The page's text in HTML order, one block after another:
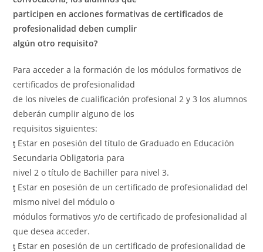
participen en acciones formativas de certificados de
profesionalidad deben cumplir
algún otro requisito?
Para acceder a la formación de los módulos formativos de
certificados de profesionalidad
de los niveles de cualificación profesional 2 y 3 los alumnos
deberán cumplir alguno de los
requisitos siguientes:
ƫ Estar en posesión del título de Graduado en Educación
Secundaria Obligatoria para
nivel 2 o título de Bachiller para nivel 3.
ƫ Estar en posesión de un certificado de profesionalidad del
mismo nivel del módulo o
módulos formativos y/o de certificado de profesionalidad al
que desea acceder.
ƫ Estar en posesión de un certificado de profesionalidad de